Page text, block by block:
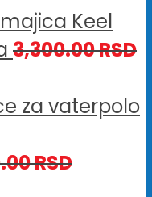
Keel
3,300.00RSD
RSD